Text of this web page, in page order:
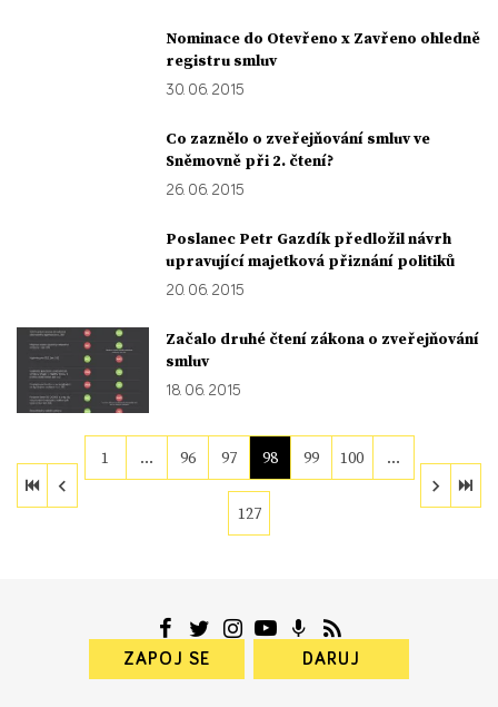
Nominace do Otevřeno x Zavřeno ohledně
registru smluv
30. 06. 2015
Co zaznělo o zveřejňování smluv ve
Sněmovně při 2. čtení?
26. 06. 2015
Poslanec Petr Gazdík předložil návrh
upravující majetková přiznání politiků
20. 06. 2015
Začalo druhé čtení zákona o zveřejňování
smluv
18. 06. 2015
1 … 96 97 98 99 100 …
127
ZAPOJ SE DARUJ